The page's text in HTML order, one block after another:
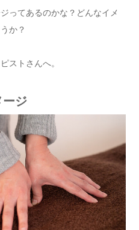
ってあるのかな？どんなイメ
か？
ストさんへ。
ジ